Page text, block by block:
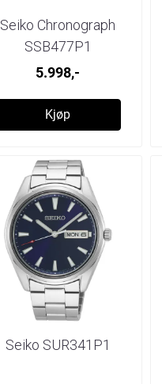
Seiko Chronograph
SSB477P1
5.998,-
Kjøp
Seiko SUR341P1